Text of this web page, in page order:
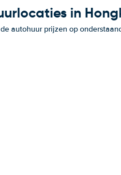
in
autohuur prijzen op